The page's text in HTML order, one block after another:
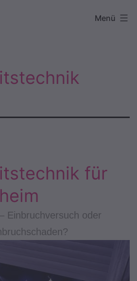
Menü
für
Einbruchversuch oder